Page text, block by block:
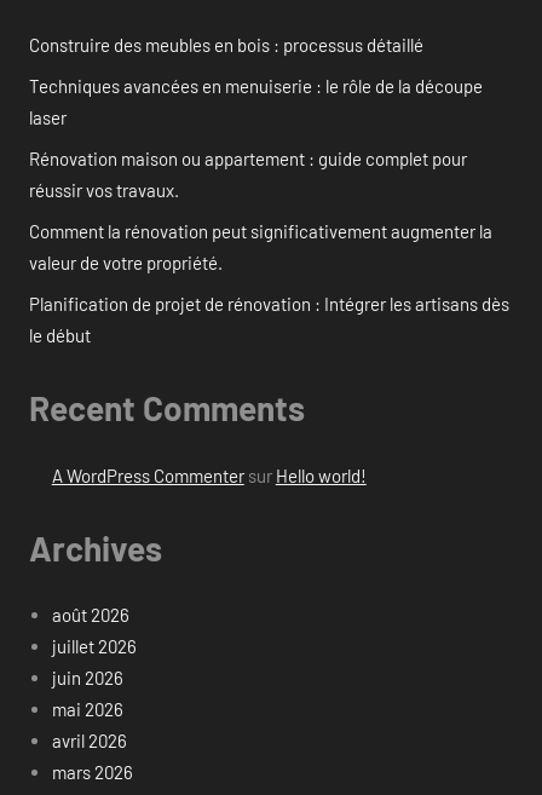
Construire des meubles en bois : processus détaillé
Techniques avancées en menuiserie : le rôle de la découpe
laser
Rénovation maison ou appartement : guide complet pour
réussir vos travaux.
Comment la rénovation peut significativement augmenter la
valeur de votre propriété.
Planification de projet de rénovation : Intégrer les artisans dès
le début
Recent Comments
A WordPress Commentersur Hello world!
Archives
août 2026
juillet 2026
juin 2026
mai 2026
avril 2026
mars 2026